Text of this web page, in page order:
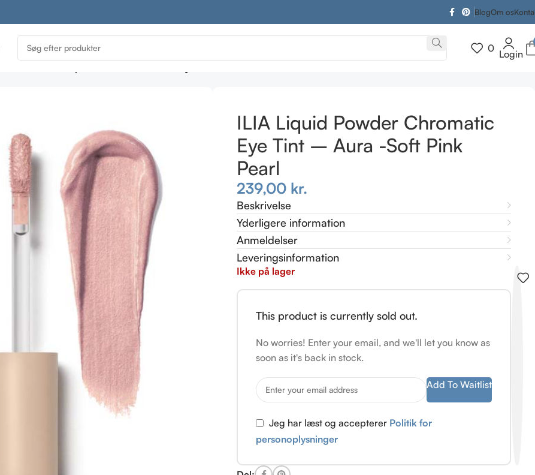
BlogOm os
0 Login
ILIA Liquid Powder Chromatic
Eye Tint – Aura -Soft Pink
Pearl
239,00 kr.
Beskrivelse
Yderligere information
Anmeldelser
Leveringsinformation
Ikke på lager
This product is currently sold out.
No worries! Enter your email, and we'll let you know as
soon as it's back in stock.
Add To Waitlist
Jeg har læst og accepterer Politik for
personoplysninger